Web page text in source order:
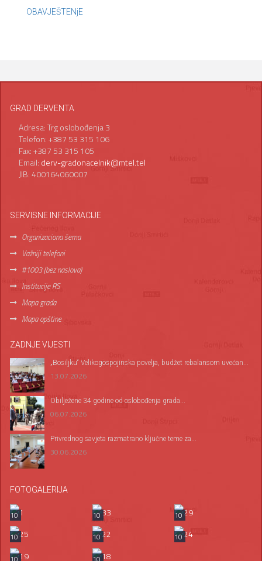
OBAVJEŠTENjE
GRAD DERVENTA
Adresa: Trg oslobođenja 3
Telefon: +387 53 315 106
Fax: +387 53 315 105
Email: derv-gradonacelnik@mtel.tel
JIB: 400164060007
SERVISNE INFORMACIJE
Organizaciona šema
Važniji telefoni
#1003 (bez naslova)
Institucije RS
Mapa grada
Mapa opštine
ZADNJE VIJESTI
„Bosiljku“ Velikogospojinska povelja, budžet rebalansom uvećan...
13.07.2026
Оbilježene 34 godine od oslobođenja grada...
06.07.2026
Privrednog savjeta razmatrano ključne teme za...
30.06.2026
FOTOGALERIJA
10 10
10
10
10
10
10
10